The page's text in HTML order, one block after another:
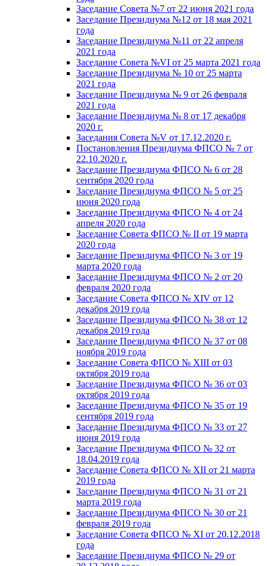
Заседание Совета №7 от 22 июня 2021 года
Заседание Президиума №12 от 18 мая 2021
года
Заседание Президиума №11 от 22 апреля
2021 года
Заседание Совета №VI от 25 марта 2021 года
Заседание Президиума № 10 от 25 марта
2021 года
Заседание Президиума № 9 от 26 февраля
2021 года
Заседание Президиума № 8 от 17 декабря
2020 г.
Заседания Совета №V от 17.12.2020 г.
Постановления Президиума ФПСО № 7 от
22.10.2020 г.
Заседание Президиума ФПСО № 6 от 28
сентября 2020 года
Заседание Президиума ФПСО № 5 от 25
июня 2020 года
Заседание Президиума ФПСО № 4 от 24
апреля 2020 года
Заседание Совета ФПСО № II от 19 марта
2020 года
Заседание Президиума ФПСО № 3 от 19
марта 2020 года
Заседание Президиума ФПСО № 2 от 20
февраля 2020 года
Заседание Совета ФПСО № XIV от 12
декабря 2019 года
Заседание Президиума ФПСО № 38 от 12
декабря 2019 года
Заседание Президиума ФПСО № 37 от 08
ноября 2019 года
Заседание Совета ФПСО № XIII от 03
октября 2019 года
Заседание Президиума ФПСО № 36 от 03
октября 2019 года
Заседание Президиума ФПСО № 35 от 19
сентября 2019 года
Заседание Президиума ФПСО № 33 от 27
июня 2019 года
Заседание Президиума ФПСО № 32 от
18.04.2019 года
Заседание Совета ФПСО № XII от 21 марта
2019 года
Заседание Президиума ФПСО № 31 от 21
марта 2019 года
Заседание Президиума ФПСО № 30 от 21
февраля 2019 года
Заседание Совета ФПСО № XI от 20.12.2018
года
Заседание Президиума ФПСО № 29 от